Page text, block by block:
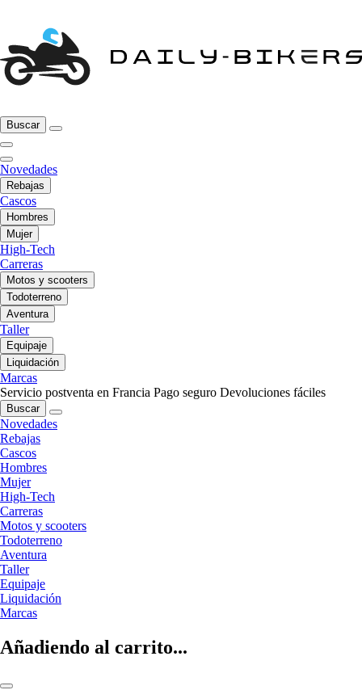
Buscar
Novedades
Rebajas
Cascos
Hombres
Mujer
High-Tech
Carreras
Motos y scooters
Todoterreno
Aventura
Taller
Equipaje
Liquidación
Marcas
Servicio postventa en Francia Pago seguro Devoluciones fáciles
Buscar
Novedades
Rebajas
Cascos
Hombres
Mujer
High-Tech
Carreras
Motos y scooters
Todoterreno
Aventura
Taller
Equipaje
Liquidación
Marcas
Añadiendo al carrito...